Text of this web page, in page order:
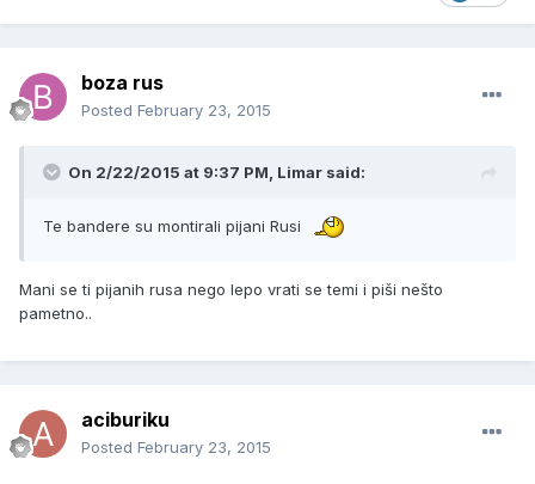
boza rus
Posted February 23, 2015
On 2/22/2015 at 9:37 PM, Limar said:
Te bandere su montirali pijani Rusi
Mani se ti pijanih rusa nego lepo vrati se temi i piši nešto
pametno..
aciburiku
Posted February 23, 2015